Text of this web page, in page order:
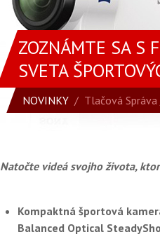
ZOZNÁMTE SA S
SVETA
NOVINKY/ Tlačová Správa
Natočte videá svojho života,
Kompaktná športová
Balanced Optical